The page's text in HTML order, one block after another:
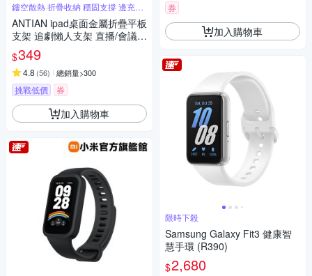
鏤空散熱 折疊收納 穩固支撐 邊充電
玩
ANTIAN ipad桌面金屬折疊平板
支架 追劇懶人支架 直播/會議
平板架 手機支架 交換禮物
$349
4.8 (56) 總銷量>300
挑戰低價 券
加入購物車
券
加入購物車
限時下殺
Samsung Galaxy Fit3 健康智
慧手環 (R390)
$2,680